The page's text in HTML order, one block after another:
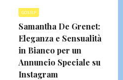
GOSSIP
Samantha De Grenet:
Eleganza e Sensualità
in Bianco per un
Annuncio Speciale su
Instagram